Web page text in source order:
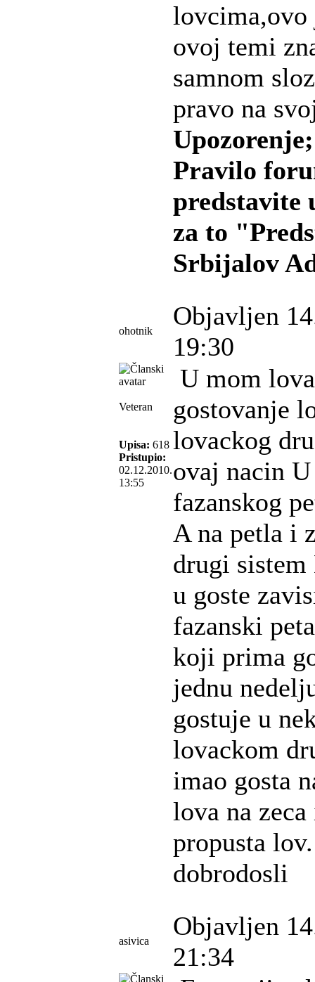
ovoj temi
samnom
pravo na
Upozorenje;
Pravilo
predstavite
za to
Srbijalov
ohotnik
Objavljen
19:30
Veteran
Upisa: 618
Pristupio:
02.12.2010.
13:55
U mom
gostovanje
lovackog
ovaj nacin
fazanskog
A na petla i
drugi sistem
u goste
fazanski
koji prima
jednu
gostuje u
lovackom
imao gosta
lova na
propusta
dobrodosli
asivica
Objavljen
21:34